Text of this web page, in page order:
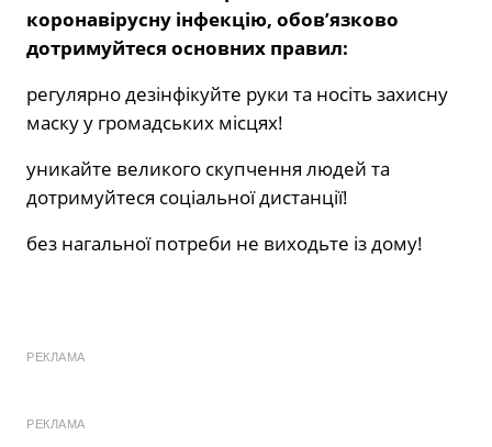
коронавірусну інфекцію, обов’язково
дотримуйтеся основних правил:
регулярно дезінфікуйте руки та носіть захисну
маску у громадських місцях!
уникайте великого скупчення людей та
дотримуйтеся соціальної дистанції!
без нагальної потреби не виходьте із дому!
РЕКЛАМА
РЕКЛАМА